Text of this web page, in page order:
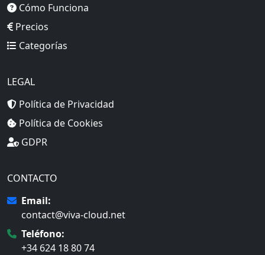
Cómo Funciona
Precios
Categorías
LEGAL
Política de Privacidad
Política de Cookies
GDPR
CONTACTO
Email:
contact@viva-cloud.net
Teléfono:
+34 624 18 80 74